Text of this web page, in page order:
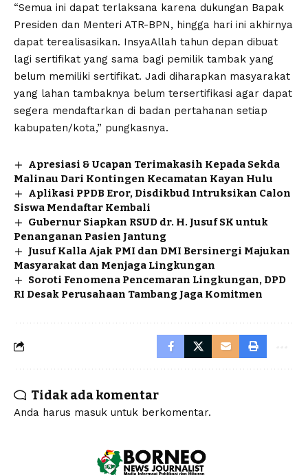
“Semua ini dapat terlaksana karena dukungan Bapak
Presiden dan Menteri ATR-BPN, hingga hari ini akhirnya
dapat terealisasikan. InsyaAllah tahun depan dibuat
lagi sertifikat yang sama bagi pemilik tambak yang
belum memiliki sertifikat. Jadi diharapkan masyarakat
yang lahan tambaknya belum tersertifikasi agar dapat
segera mendaftarkan di badan pertahanan setiap
kabupaten/kota,” pungkasnya.
Apresiasi & Ucapan Terimakasih Kepada Sekda
Malinau Dari Kontingen Kecamatan Kayan Hulu
Aplikasi PPDB Eror, Disdikbud Intruksikan Calon
Siswa Mendaftar Kembali
Gubernur Siapkan RSUD dr. H. Jusuf SK untuk
Penanganan Pasien Jantung
Jusuf Kalla Ajak PMI dan DMI Bersinergi Majukan
Masyarakat dan Menjaga Lingkungan
Soroti Fenomena Pencemaran Lingkungan, DPD
RI Desak Perusahaan Tambang Jaga Komitmen
Tidak ada komentar
Anda harus masuk untuk berkomentar.